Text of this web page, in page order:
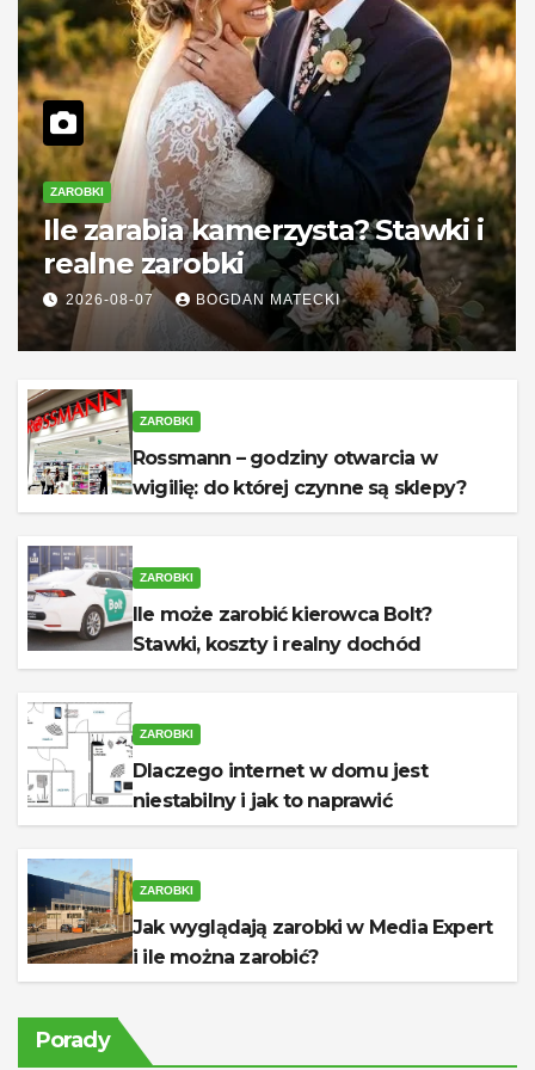
ZAROBKI
Ile zarabia kamerzysta? Stawki i
realne zarobki
2026-08-07 BOGDAN MATECKI
ZAROBKI
Rossmann – godziny otwarcia w
wigilię: do której czynne są sklepy?
ZAROBKI
Ile może zarobić kierowca Bolt?
Stawki, koszty i realny dochód
ZAROBKI
Dlaczego internet w domu jest
niestabilny i jak to naprawić
ZAROBKI
Jak wyglądają zarobki w Media Expert
i ile można zarobić?
Porady